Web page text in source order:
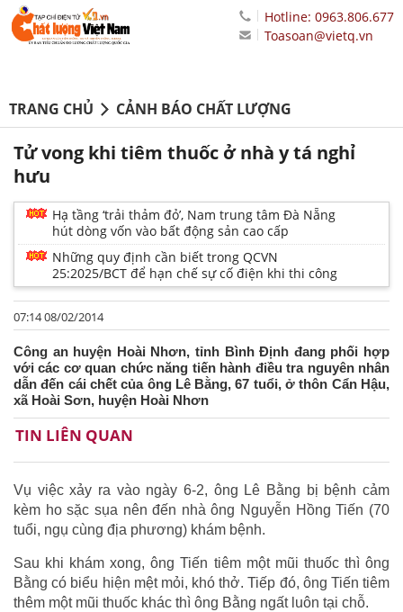
Hotline: 0963.806.677
Toasoan@vietq.vn
TRANG CHỦ CẢNH BÁO CHẤT LƯỢNG
Tử vong khi tiêm thuốc ở nhà y tá nghỉ
hưu
Hạ tầng ‘trải thảm đỏ’, Nam trung tâm Đà Nẵng
hút dòng vốn vào bất động sản cao cấp
Những quy định cần biết trong QCVN
25:2025/BCT để hạn chế sự cố điện khi thi công
07:14 08/02/2014
Công an huyện Hoài Nhơn, tỉnh Bình Định đang phối hợp
với các cơ quan chức năng tiến hành điều tra nguyên nhân
dẫn đến cái chết của ông Lê Bằng, 67 tuổi, ở thôn Cẩn Hậu,
xã Hoài Sơn, huyện Hoài Nhơn
TIN LIÊN QUAN
Vụ việc xảy ra vào ngày 6-2, ông Lê Bằng bị bệnh cảm
kèm ho sặc sụa nên đến nhà ông Nguyễn Hồng Tiến (70
tuổi, ngụ cùng địa phương) khám bệnh.
Sau khi khám xong, ông Tiến tiêm một mũi thuốc thì ông
Bằng có biểu hiện mệt mỏi, khó thở. Tiếp đó, ông Tiến tiêm
thêm một mũi thuốc khác thì ông Bằng ngất luôn tại chỗ.